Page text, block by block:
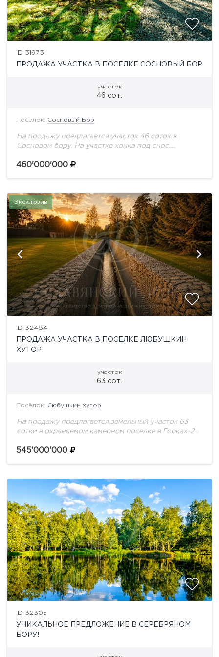
ID 31973
ПРОДАЖА УЧАСТКА В ПОСЕЛКЕ СОСНОВЫЙ БОР
участок
46 сот.
Посёлок: Сосновый Бор
На продажу предлагается участок 46 соток в
Сосновом бору. На участке хонка под снос.
460'000'000
Эксклюзив
ID 32484
ПРОДАЖА УЧАСТКА В ПОСЕЛКЕ ЛЮБУШКИН
ХУТОР
участок
63 сот.
Посёлок: Любушкин хутор
На продажу предлагается земельный участок 63
сотки в охраняемом камерном поселке в Горках-2
ручей, участок примыкает к 3,5 гектарам леса, что...
545'000'000
ID 32305
УНИКАЛЬНОЕ ПРЕДЛОЖЕНИЕ В СЕРЕБРЯНОМ
БОРУ!